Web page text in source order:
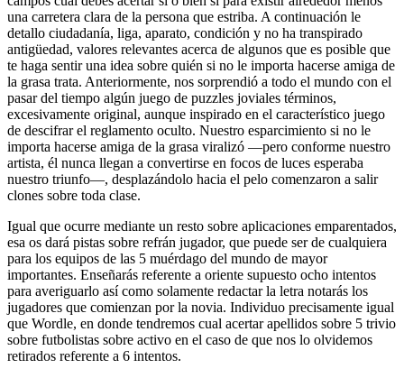
una carretera clara de la persona que estriba. A continuación le
detallo ciudadanía, liga, aparato, condición y no ha transpirado
antigüedad, valores relevantes acerca de algunos que es posible que
te haga sentir una idea sobre quién si no le importa hacerse amiga de
la grasa trata. Anteriormente, nos sorprendió a todo el mundo con el
pasar del tiempo algún juego de puzzles joviales términos,
excesivamente original, aunque inspirado en el característico juego
de descifrar el reglamento oculto. Nuestro esparcimiento si no le
importa hacerse amiga de la grasa viralizó —pero conforme nuestro
artista, él nunca llegan a convertirse en focos de luces esperaba
nuestro triunfo—, desplazándolo hacia el pelo comenzaron a salir
clones sobre toda clase.
Igual que ocurre mediante un resto sobre aplicaciones emparentados,
esa os dará pistas sobre refrán jugador, que puede ser de cualquiera
para los equipos de las 5 muérdago del mundo de mayor
importantes. Enseñarás referente a oriente supuesto ocho intentos
para averiguarlo así­ como solamente redactar la letra notarás los
jugadores que comienzan por la novia. Individuo precisamente igual
que Wordle, en donde tendremos cual acertar apellidos sobre 5 trivio
sobre futbolistas sobre activo en el caso de que nos lo olvidemos
retirados referente a 6 intentos.